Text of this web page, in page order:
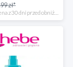
zł*